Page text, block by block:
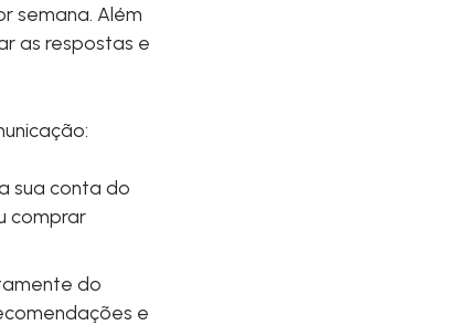
semana. Além
as respostas e
sua conta do
comprar
do
e